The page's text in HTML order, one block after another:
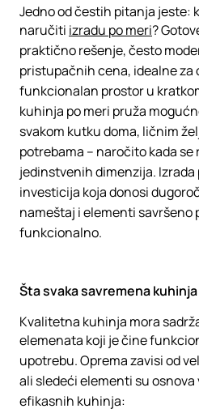
Jedno od čestih pitanja jeste:
naručiti izradu po meri?
praktično rešenje, često
pristupačnih cena, idealne za
funkcionalan prostor u
kuhinja po meri pruža
svakom kutku doma, ličnim
potrebama – naročito kada se
jedinstvenih dimenzija. Izrada
investicija koja donosi
nameštaj i elementi savršeno
funkcionalno.
Šta svaka savremena
Kvalitetna kuhinja mora
elemenata koji je čine
upotrebu. Oprema zavisi od
ali sledeći elementi su
efikasnih kuhinja: